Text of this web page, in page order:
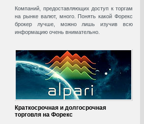
Компаний, предоставляющих доступ к торгам
на рынке валют, много. Понять какой Форекс
брокер лучше, можно лишь изучив всю
информацию очень внимательно.
Краткосрочная и долгосрочная
торговля на Форекс